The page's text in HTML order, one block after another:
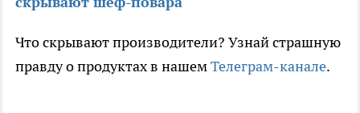
Что скрывают производители? Узнай страшную
правду о продуктах в нашемТелеграм-канале.